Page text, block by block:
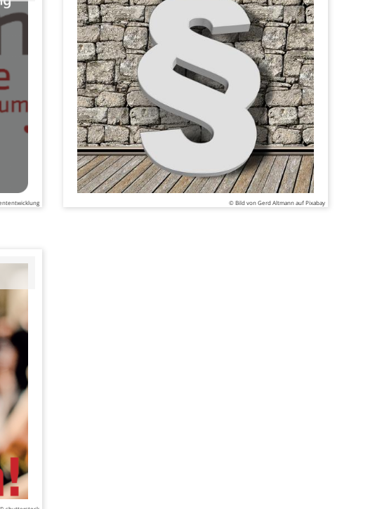
© Bild von Gerd Altmann auf Pixabay